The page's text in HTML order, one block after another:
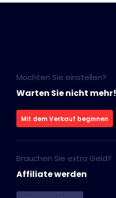
Möchten Sie einstellen?
Warten Sie nicht mehr!
Mit dem Verkauf beginnen
Brauchen Sie extra Geld?
Affiliate werden